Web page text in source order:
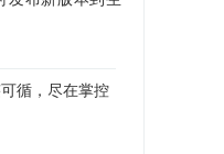
循，尽在掌控